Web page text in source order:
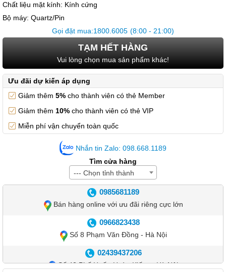
Chất liệu mặt kính: Kính cứng
Bộ máy: Quartz/Pin
Gọi đặt mua:1800.6005 (8:00 - 21:00)
TẠM HẾT HÀNG
Vui lòng chọn mua sản phẩm khác!
Ưu đãi dự kiến áp dụng
Giảm thêm 5% cho thành viên có thẻ Member
Giảm thêm 10% cho thành viên có thẻ VIP
Miễn phí vận chuyển toàn quốc
Nhắn tin Zalo: 098.668.1189
Tìm cửa hàng
--- Chọn tỉnh thành
0985681189
Bán hàng online với ưu đãi riêng cực lớn
0966823438
Số 8 Phạm Văn Đồng - Hà Nội
02439437206
Số 42 Phố Huế - Hoàn Kiếm – Hà Nội